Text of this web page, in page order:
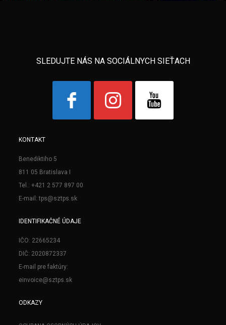
SLEDUJTE NÁS NA SOCIÁLNYCH SIEŤACH
KONTAKT
Benediktiho 5
811 05 Bratislava I
Tel.: +421 2 577 897 00
E-mail: tps@sztps.sk
IDENTIFIKAČNÉ ÚDAJE
IČO: 22665234
DIČ: 2020872337
E-mail pre faktúry:
einvoice@sztps.sk
ODKAZY